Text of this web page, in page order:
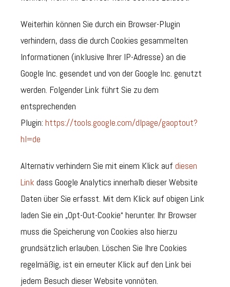
Weiterhin können Sie durch ein Browser-Plugin
verhindern, dass die durch Cookies gesammelten
Informationen (inklusive Ihrer IP-Adresse) an die
Google Inc. gesendet und von der Google Inc. genutzt
werden. Folgender Link führt Sie zu dem
entsprechenden
Plugin: https://tools.google.com/dlpage/gaoptout?
hl=de
Alternativ verhindern Sie mit einem Klick auf diesen
Link dass Google Analytics innerhalb dieser Website
Daten über Sie erfasst. Mit dem Klick auf obigen Link
laden Sie ein „Opt-Out-Cookie“ herunter. Ihr Browser
muss die Speicherung von Cookies also hierzu
grundsätzlich erlauben. Löschen Sie Ihre Cookies
regelmäßig, ist ein erneuter Klick auf den Link bei
jedem Besuch dieser Website vonnöten.